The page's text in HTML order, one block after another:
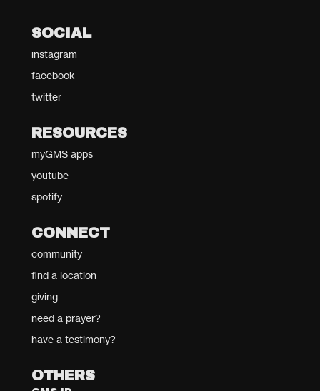
SOCIAL
instagram
facebook
twitter
RESOURCES
myGMS apps
youtube
spotify
CONNECT
community
find a location
giving
need a prayer?
have a testimony?
OTHERS